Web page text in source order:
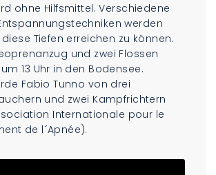
ohne Hilfsmittel. Verschiedene
werden
Tiefen erreichen zu können.
und zwei Flossen
13 Uhr in den Bodensee.
Fabio Tunno von drei
und zwei Kampfrichtern
Internationale pour le
de l´Apnée).